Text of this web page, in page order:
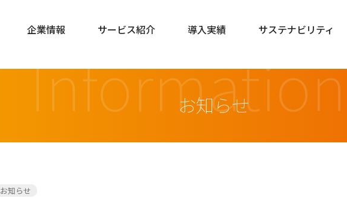
企業情報 サービス紹介 導入実績 サステナビリティ
Information
お知らせ
お知らせ